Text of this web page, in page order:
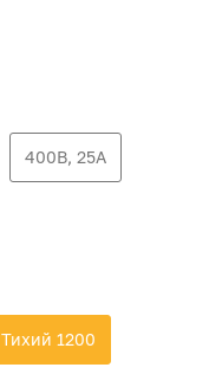
400В, 25А
Тихий 1200